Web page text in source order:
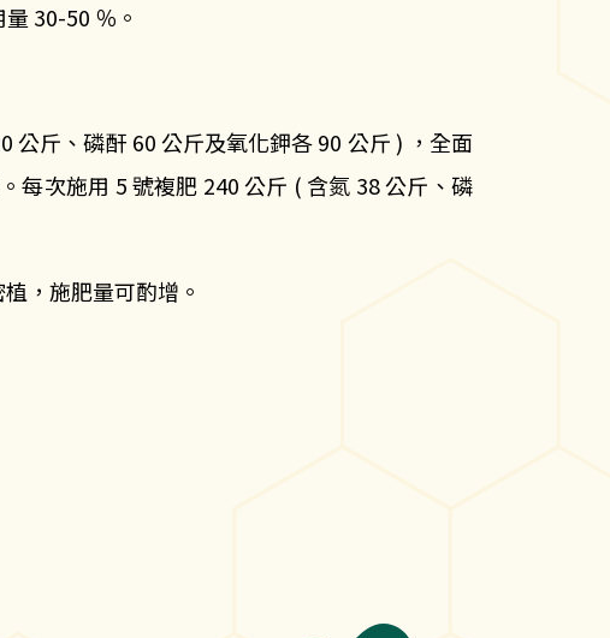
30-50 ％。
公斤、磷酐 60 公斤及氧化鉀各 90 公斤 ) ，全面
每次施用 5 號複肥 240 公斤 ( 含氮 38 公斤、磷
，施肥量可酌增。